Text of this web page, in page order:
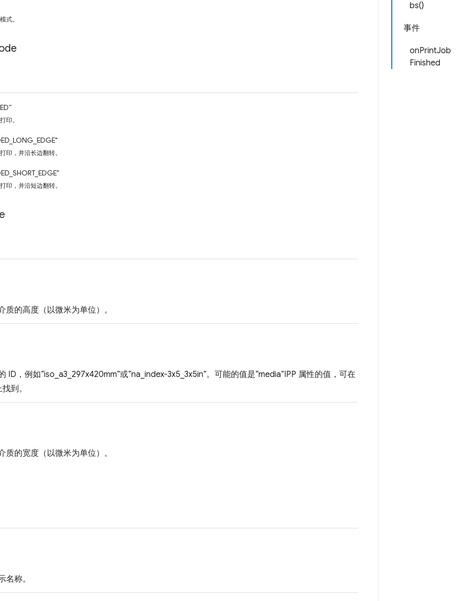
bs()
事件
onPrintJob
Finished
式。
印。
印，并沿长边翻转。
印，并沿短边翻转。
质的高度（以微米为单位）。
ID，例如“iso_a3_297x420mm”或“na_index-3x5_3x5in”。可能的值是“media”IPP 属性的值，可在
到。
质的宽度（以微米为单位）。
名称。